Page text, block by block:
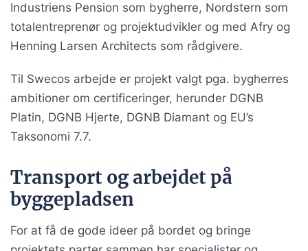
Industriens Pension som bygherre, Nordstern som
totalentreprenør og projektudvikler og med Afry og
Henning Larsen Architects som rådgivere.
Til Swecos arbejde er projekt valgt pga. bygherres
ambitioner om certificeringer, herunder DGNB
Platin, DGNB Hjerte, DGNB Diamant og EU’s
Taksonomi 7.7.
Transport og arbejdet på
byggepladsen
For at få de gode ideer på bordet og bringe